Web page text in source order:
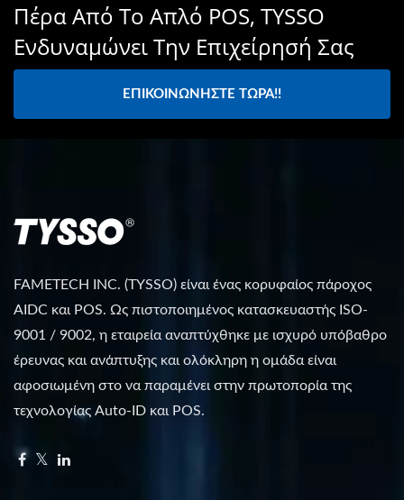
Πέρα Από Το Απλό POS, TYSSO
Ενδυναμώνει Την Επιχείρησή Σας
ΕΠΙΚΟΙΝΩΝΉΣΤΕ ΤΏΡΑ!!
FAMETECH INC. (TYSSO) είναι ένας κορυφαίος πάροχος
AIDC και POS. Ως πιστοποιημένος κατασκευαστής ISO-
9001 / 9002, η εταιρεία αναπτύχθηκε με ισχυρό υπόβαθρο
έρευνας και ανάπτυξης και ολόκληρη η ομάδα είναι
αφοσιωμένη στο να παραμένει στην πρωτοπορία της
τεχνολογίας Auto-ID και POS.